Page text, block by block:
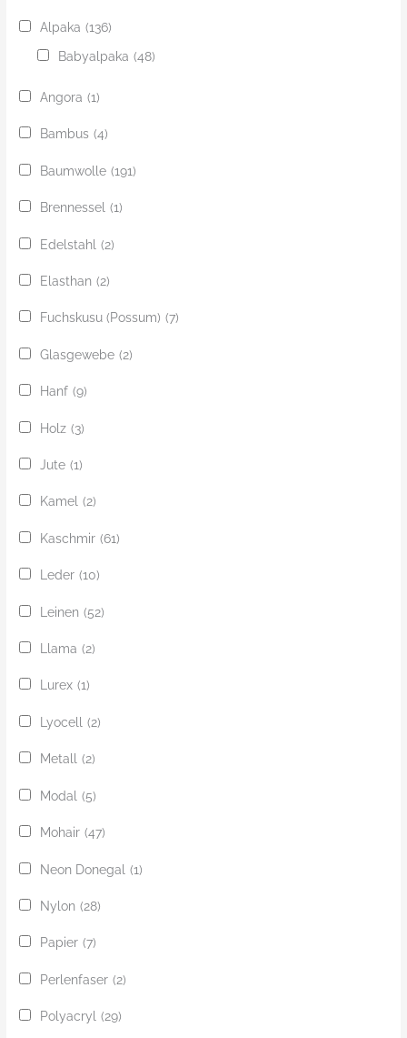
Alpaka (136)
Babyalpaka (48)
Angora (1)
Bambus (4)
Baumwolle (191)
Brennessel (1)
Edelstahl (2)
Elasthan (2)
Fuchskusu (Possum) (7)
Glasgewebe (2)
Hanf (9)
Holz (3)
Jute (1)
Kamel (2)
Kaschmir (61)
Leder (10)
Leinen (52)
Llama (2)
Lurex (1)
Lyocell (2)
Metall (2)
Modal (5)
Mohair (47)
Neon Donegal (1)
Nylon (28)
Papier (7)
Perlenfaser (2)
Polyacryl (29)